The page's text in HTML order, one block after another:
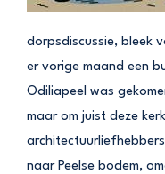
dorpsdiscussie, bleek
er vorige maand een
Odiliapeel was
maar om juist deze
naar Peelse bodem,